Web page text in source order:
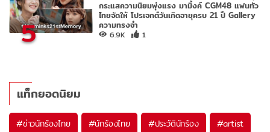
5
กระแสความนิยมพุ่งแรง มามิ้งค์ CGM48 แฟนทั่ว
ไทยจัดให้ โปรเจกต์วันเกิดอายุครบ 21 ปี Gallery
ความทรงจำ
6.9K 1
แท็กยอดนิยม
#ข่าวนักร้องไทย #นักร้องไทย #ประวัตินักร้อง #artist